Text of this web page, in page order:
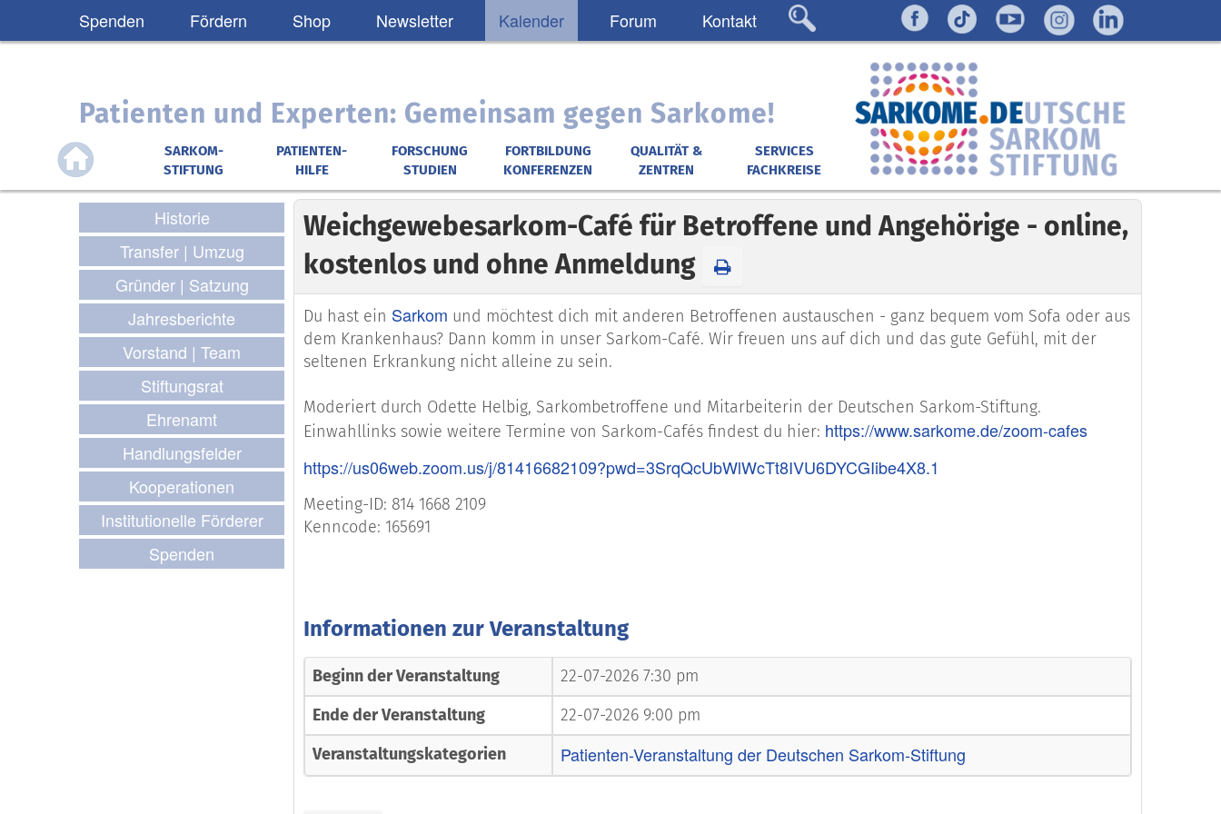
Spenden Fördern Shop Newsletter Kalender Forum Kontakt
Patienten und Experten: Gemeinsam gegen Sarkome!
SARKOM-
STIFTUNG
PATIENTEN-
HILFE
FORSCHUNG
STUDIEN
FORTBILDUNG
KONFERENZEN
QUALITÄT &
ZENTREN
SERVICES
FACHKREISE
Historie
Transfer | Umzug
Gründer | Satzung
Jahresberichte
Vorstand | Team
Stiftungsrat
Ehrenamt
Handlungsfelder
Kooperationen
Institutionelle Förderer
Spenden
Weichgewebesarkom-Café für Betroffene und Angehörige - online,
kostenlos und ohne Anmeldung
Du hast ein Sarkom und möchtest dich mit anderen Betroffenen austauschen - ganz bequem vom Sofa oder aus
dem Krankenhaus? Dann komm in unser Sarkom-Café. Wir freuen uns auf dich und das gute Gefühl, mit der
seltenen Erkrankung nicht alleine zu sein.
Moderiert durch Odette Helbig, Sarkombetroffene und Mitarbeiterin der Deutschen Sarkom-Stiftung.
Einwahllinks sowie weitere Termine von Sarkom-Cafés findest du hier: https://www.sarkome.de/zoom-cafes
https://us06web.zoom.us/j/81416682109?pwd=3SrqQcUbWlWcTt8IVU6DYCGIibe4X8.1
Meeting-ID: 814 1668 2109
Kenncode: 165691
Informationen zur Veranstaltung
Beginn der Veranstaltung
22-07-2026 7:30 pm
Ende der Veranstaltung
22-07-2026 9:00 pm
Veranstaltungskategorien
Patienten-Veranstaltung der Deutschen Sarkom-Stiftung